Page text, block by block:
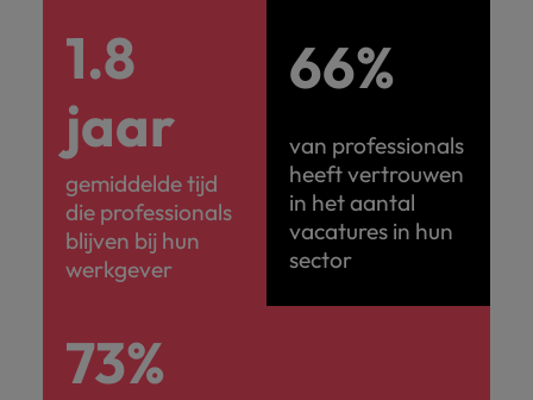
1.8
jaar
gemiddelde tijd
die professionals
blijven bij hun
werkgever
66%
van professionals
heeft vertrouwen
in het aantal
vacatures in hun
sector
73%